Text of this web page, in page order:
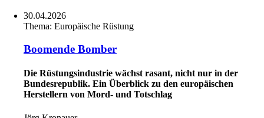
30.04.2026
Thema: Europäische Rüstung
Boomende Bomber
Die Rüstungsindustrie wächst rasant, nicht nur in der
Bundesrepublik. Ein Überblick zu den europäischen
Herstellern von Mord- und Totschlag